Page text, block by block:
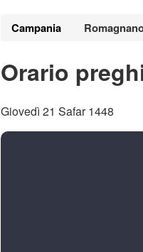
Campania
Orario
Giovedì 21 Safar 1448